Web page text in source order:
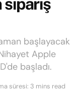
sipariş
başlayacak
Apple
başladı.
süresi: 3 mins read